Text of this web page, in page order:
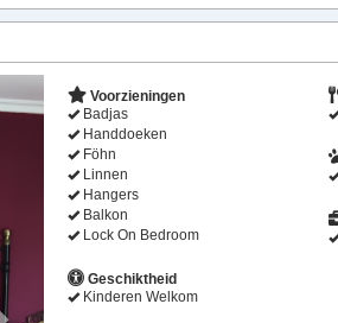
Next
Voorzieningen
Badjas
Handdoeken
Föhn
Linnen
Hangers
Balkon
Lock On Bedroom
Geschiktheid
Kinderen Welkom